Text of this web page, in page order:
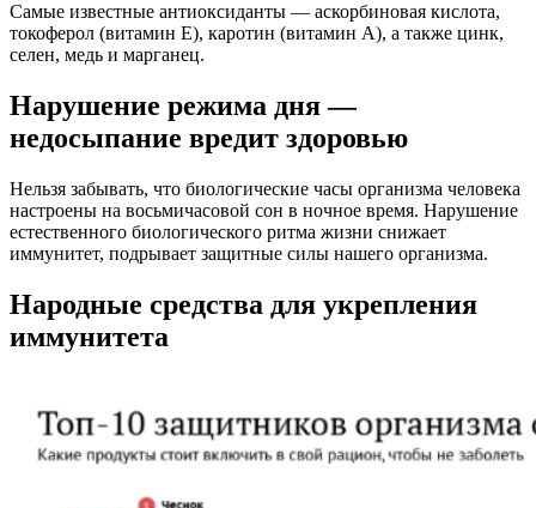
Самые известные антиоксиданты — аскорбиновая кислота,
токоферол (витамин Е), каротин (витамин А), а также цинк,
селен, медь и марганец.
Нарушение режима дня —
недосыпание вредит здоровью
Нельзя забывать, что биологические часы организма человека
настроены на восьмичасовой сон в ночное время. Нарушение
естественного биологического ритма жизни снижает
иммунитет, подрывает защитные силы нашего организма.
Народные средства для укрепления
иммунитета